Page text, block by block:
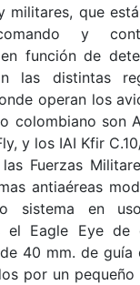
militares, que
y
función de
las distintas
operan los
colombiano son
y los IAI Kfir
las Fuerzas
antiaéreas
sistema en
el Eagle Eye de
40 mm. de
por un